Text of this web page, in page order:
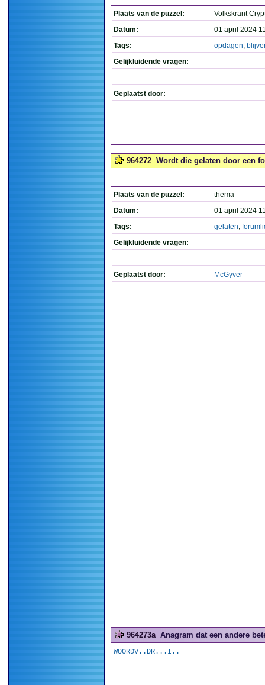
Plaats van de puzzel:
Volkskrant
Datum:
01 april 2024
Tags:
opdagen,
Gelijkluidende vragen:
Geplaatst door:
964272 Wordt die gelaten door een
Plaats van de puzzel:
thema
Datum:
01 april 2024
Tags:
gelaten,
Gelijkluidende vragen:
Geplaatst door: McGyver
964273a Anagram dat een andere
WOORDV..DR...I..